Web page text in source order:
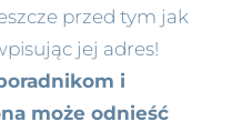
przed tym jak
jej adres!
i
może odnieść